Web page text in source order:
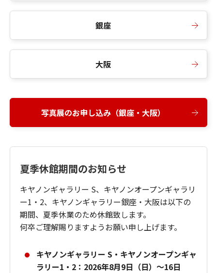
銀座
大阪
写真展のお申し込み（銀座・大阪）
夏季休館期間のお知らせ
キヤノンギャラリー S、キヤノンオープンギャラリ
ー1・2、キヤノンギャラリー銀座・大阪は以下の
期間、夏季休業のため休館致します。
何卒ご理解賜りますようお願い申し上げます。
キヤノンギャラリー S・キヤノンオープンギャ
ラリー1・2：2026年8月9日（日）～16日